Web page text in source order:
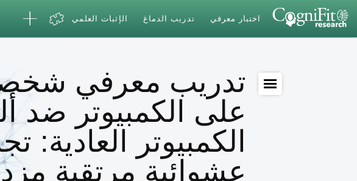
اختبار معرفي تدريب الدماغ الإثبات العلمي
تدريب معرفي
على الكمبيوتر ضد
الكمبيوتر العادية:
عشوائية مرتقبة